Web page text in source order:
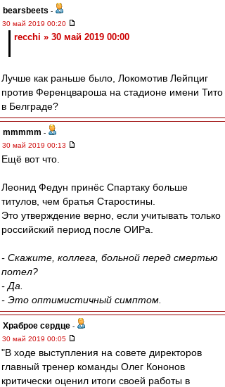
bearsbeets -
30 май 2019 00:20
recchi » 30 май 2019 00:00
Лучше как раньше было, Локомотив Лейпциг
против Ференцвароша на стадионе имени Тито
в Белграде?
mmmmm -
30 май 2019 00:13
Ещё вот что.
Леонид Федун принёс Спартаку больше
титулов, чем братья Старостины.
Это утверждение верно, если учитывать только
российский период после ОИРа.
- Скажите, коллега, больной перед смертью
потел?
- Да.
- Это оптимистичный симптом.
Храброе сердце -
30 май 2019 00:05
"В ходе выступления на совете директоров
главный тренер команды Олег Кононов
критически оценил итоги своей работы в